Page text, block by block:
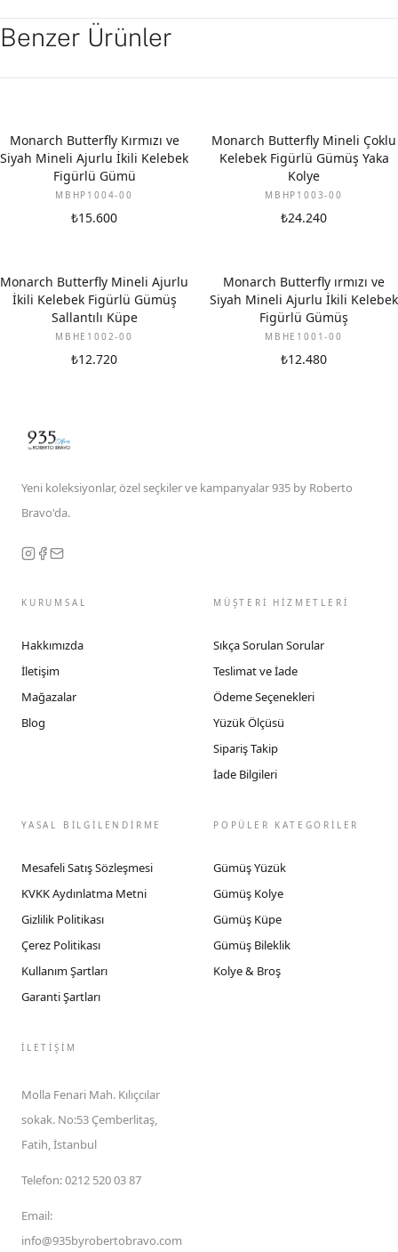
Benzer Ürünler
Monarch Butterfly Kırmızı ve
Siyah Mineli Ajurlu İkili Kelebek
Figürlü Gümü
MBHP1004-00
₺15.600
Monarch Butterfly Mineli Çoklu
Kelebek Figürlü Gümüş Yaka
Kolye
MBHP1003-00
₺24.240
Monarch Butterfly Mineli Ajurlu
İkili Kelebek Figürlü Gümüş
Sallantılı Küpe
MBHE1002-00
₺12.720
Monarch Butterfly ırmızı ve
Siyah Mineli Ajurlu İkili Kelebek
Figürlü Gümüş
MBHE1001-00
₺12.480
Yeni koleksiyonlar, özel seçkiler ve kampanyalar 935 by Roberto
Bravo'da.
KURUMSAL
Hakkımızda
İletişim
Mağazalar
Blog
MÜŞTERİ HİZMETLERİ
Sıkça Sorulan Sorular
Teslimat ve İade
Ödeme Seçenekleri
Yüzük Ölçüsü
Sipariş Takip
İade Bilgileri
YASAL BİLGİLENDİRME
Mesafeli Satış Sözleşmesi
KVKK Aydınlatma Metni
Gizlilik Politikası
Çerez Politikası
Kullanım Şartları
Garanti Şartları
POPÜLER KATEGORİLER
Gümüş Yüzük
Gümüş Kolye
Gümüş Küpe
Gümüş Bileklik
Kolye & Broş
İLETIŞIM
Molla Fenari Mah. Kılıçcılar
sokak. No:53 Çemberlitaş,
Fatih, İstanbul
Telefon:0212 520 03 87
Email:
info@935byrobertobravo.com